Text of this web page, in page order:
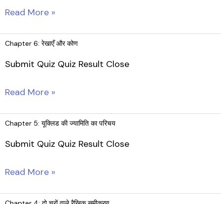
Chapter
त्रिभुज
Read More »
Chapter 6: रेखाएँ और कोण
Submit Quiz Quiz Result Close
Chapter
रेखाएँ
कोण
Read More »
Chapter 5: यूक्लिड की ज्यामिति का परिचय
Submit Quiz Quiz Result Close
Chapter
यूक्लिड
Read More »